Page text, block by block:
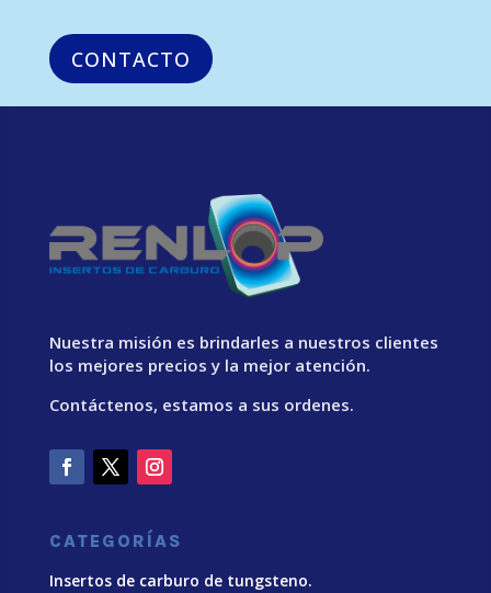
CONTACTO
Nuestra misión es brindarles a nuestros clientes
los mejores precios y la mejor atención.
Contáctenos, estamos a sus ordenes.
CATEGORÍAS
Insertos de carburo de tungsteno.